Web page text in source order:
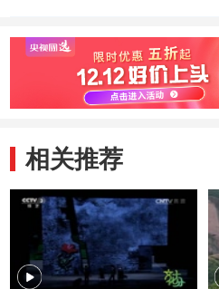
开启
相关推荐